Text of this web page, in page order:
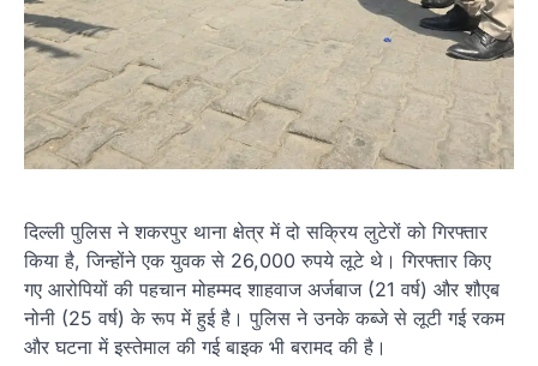
दिल्ली पुलिस ने शकरपुर थाना क्षेत्र में दो सक्रिय लुटेरों को गिरफ्तार
किया है, जिन्होंने एक युवक से 26,000 रुपये लूटे थे। गिरफ्तार किए
गए आरोपियों की पहचान मोहम्मद शाहवाज अर्जबाज (21 वर्ष) और शौएब
नोनी (25 वर्ष) के रूप में हुई है। पुलिस ने उनके कब्जे से लूटी गई रकम
और घटना में इस्तेमाल की गई बाइक भी बरामद की है।